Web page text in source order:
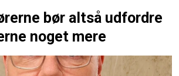
bør altså udfordre
noget mere